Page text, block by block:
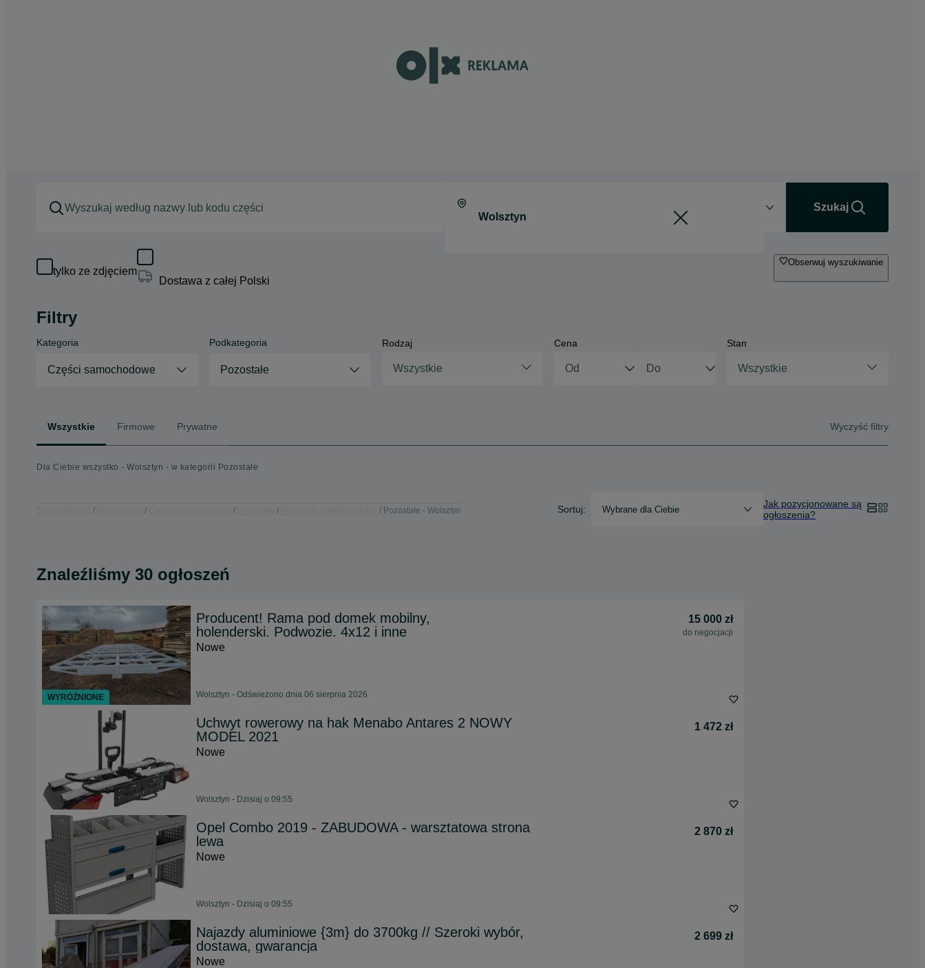
Szukaj
tylko ze zdjęciem
Dostawa z całej Polski
Obserwuj wyszukiwanie
Filtry
Kategoria
Części samochodowe
Podkategoria
Pozostałe
Rodzaj
Wszystkie
Cena Stan
Wszystkie
Wszystkie Firmowe Prywatne Wyczyść filtry
Dla Ciebie wszystko - Wolsztyn - w kategorii Pozostałe
Pozostałe - Wolsztyn Sortuj: Wybrane dla Ciebie
Jak pozycjonowane są
ogłoszenia?
Znaleźliśmy 30 ogłoszeń
Producent! Rama pod domek mobilny,
holenderski. Podwozie. 4x12 i inne
15 000 zł
do negocjacji
Nowe
Wolsztyn - Odświeżono dnia 06 sierpnia 2026
Uchwyt rowerowy na hak Menabo Antares 2 NOWY
MODEL 2021
1 472 zł
Nowe
Wolsztyn - Dzisiaj o 09:55
Opel Combo 2019 - ZABUDOWA - warsztatowa strona
lewa
2 870 zł
Nowe
Wolsztyn - Dzisiaj o 09:55
Najazdy aluminiowe {3m} do 3700kg // Szeroki wybór,
dostawa, gwarancja
2 699 zł
Nowe
WYRÓŻNIONE